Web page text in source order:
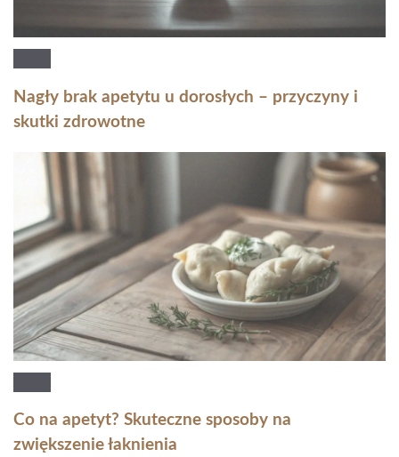
Nagły brak apetytu u dorosłych – przyczyny i
skutki zdrowotne
Co na apetyt? Skuteczne sposoby na
zwiększenie łaknienia